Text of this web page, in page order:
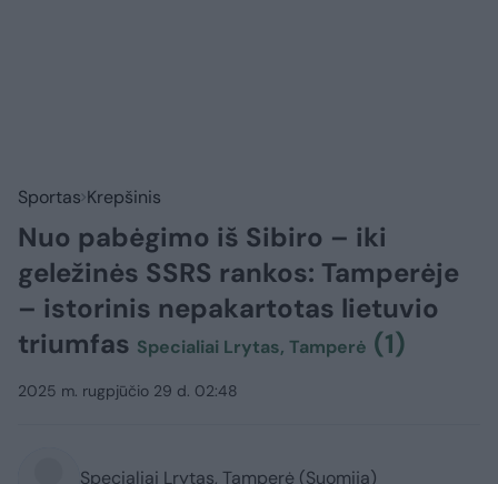
Sportas Krepšinis
Nuo pabėgimo iš Sibiro – iki
geležinės SSRS rankos: Tamperėje
– istorinis nepakartotas lietuvio
triumfas Specialiai Lrytas, Tamperė (1)
2025 m. rugpjūčio 29 d. 02:48
Specialiai Lrytas, Tamperė (Suomija)